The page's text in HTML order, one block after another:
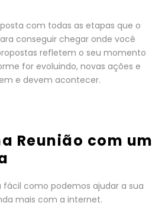
com todas as etapas que o
conseguir chegar onde você
refletem o seu momento
for evoluindo, novas ações e
e devem acontecer.
Reunião com um
fácil como podemos ajudar a sua
mais com a internet.